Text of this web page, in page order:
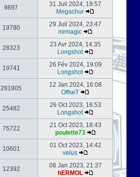
9897
31 Juil 2024, 19:57
Megachur
19780
29 Juil 2024, 23:47
mrmagic
28323
23 Avr 2024, 14:35
Longshot
19741
26 Fév 2024, 19:09
Longshot
281905
12 Jan 2024, 16:08
OffseT
25482
26 Oct 2023, 16:53
Longshot
75722
21 Oct 2023, 18:43
poulette73
10601
01 Oct 2023, 14:42
velus
12392
08 Jan 2023, 21:37
hERMOL